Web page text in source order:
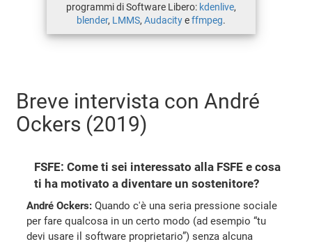
programmi di Software Libero: kdenlive,
blender, LMMS, Audacityeffmpeg.
Breve intervista con André
Ockers (2019)
FSFE: Come ti sei interessato alla FSFE e cosa
ti ha motivato a diventare un sostenitore?
André Ockers: Quando c'è una seria pressione sociale
per fare qualcosa in un certo modo (ad esempio “tu
devi usare il software proprietario”) senza alcuna